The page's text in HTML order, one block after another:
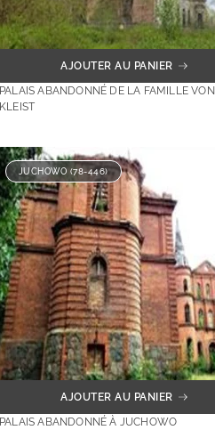
AJOUTER AU PANIER
PALAIS ABANDONNÉ DE LA FAMILLE VON
KLEIST
JUCHOWO (78-446)
AJOUTER AU PANIER
PALAIS ABANDONNÉ À JUCHOWO